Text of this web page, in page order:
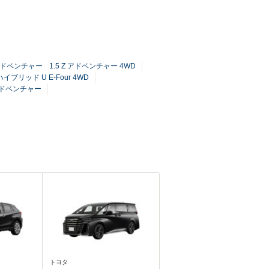
ベンチャー
1.5 Z アドベンチャー 4WD
イブリッド U E-Four 4WD
ベンチャー
トヨタ